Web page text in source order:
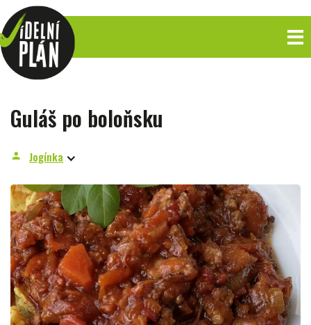
Guláš po boloňsku
person Jogínka